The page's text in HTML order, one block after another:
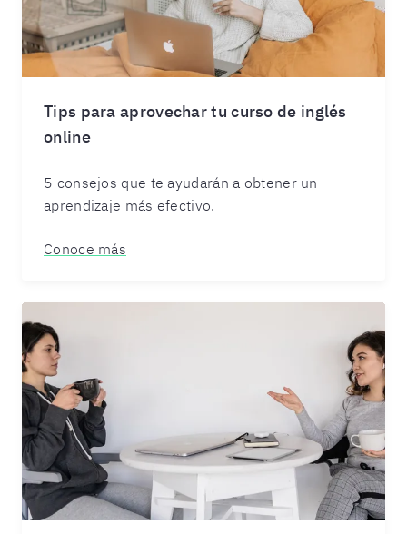
Tips para aprovechar tu curso de inglés
online
5 consejos que te ayudarán a obtener un
aprendizaje más efectivo.
Conoce más